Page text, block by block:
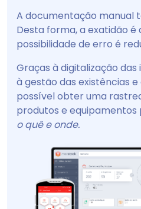
A documentação manual
Desta forma, a exatidão é
possibilidade de erro é
Graças à digitalização
à gestão das existências e
possível obter uma
produtos e
o quê e onde.